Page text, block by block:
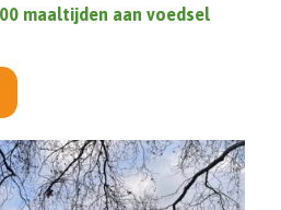
maaltijden aan voedsel